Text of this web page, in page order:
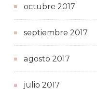
octubre 2017
septiembre 2017
agosto 2017
julio 2017